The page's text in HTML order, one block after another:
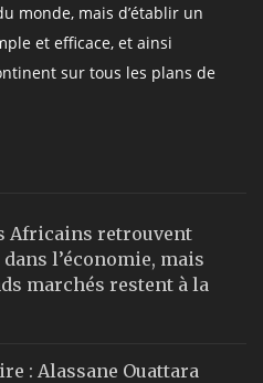
monde, mais d’établir un
et efficace, et ainsi
sur tous les plans de
Africains retrouvent
l’économie, mais
marchés restent à la
: Alassane Ouattara